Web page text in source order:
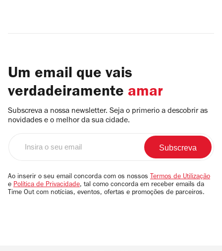
Um email que vais
verdadeiramente amar
Subscreva a nossa newsletter. Seja o primerio a descobrir as
novidades e o melhor da sua cidade.
email
Ao inserir o seu email concorda com os nossos Termos de Utilização
e Política de Privacidade, tal como concorda em receber emails da
Time Out com notícias, eventos, ofertas e promoções de parceiros.